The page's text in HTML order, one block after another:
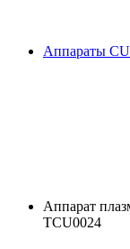
Аппараты
Аппарат
TCU0024